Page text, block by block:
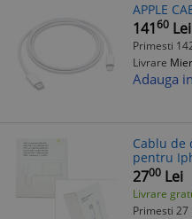
APPLE
14160 Lei
Primesti
Livrare
Adauga
Cablu de
pentru
Blister
2700 Lei
Livrare
Primesti 27